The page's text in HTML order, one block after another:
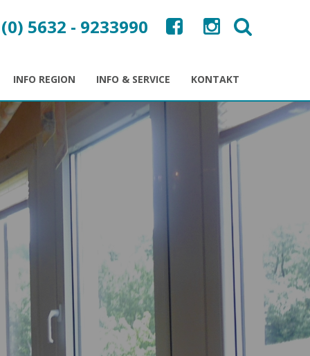
INFO REGION INFO & SERVICE KONTAKT
5632 - 9233990